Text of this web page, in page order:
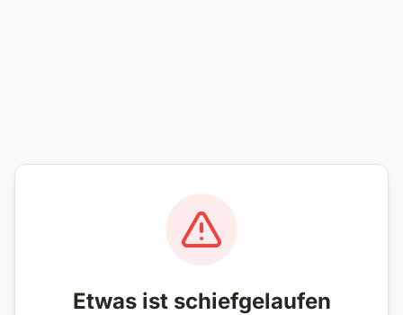
Etwas ist schiefgelaufen